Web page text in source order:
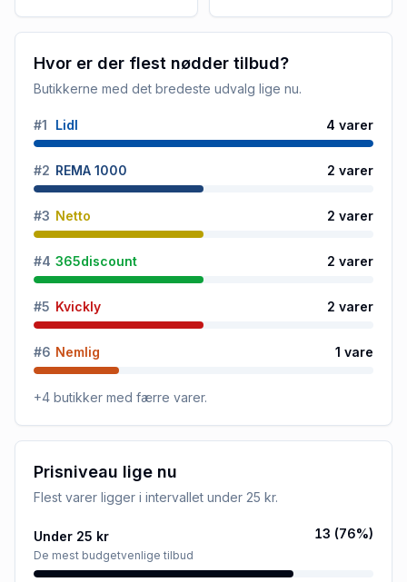
Hvor er der flest nødder tilbud?
Butikkerne med det bredeste udvalg lige nu.
#1 Lidl 4 varer
#2 REMA 1000 2 varer
#3 Netto 2 varer
#4 365discount 2 varer
#5 Kvickly 2 varer
#6 Nemlig 1 vare
+4 butikker med færre varer.
Prisniveau lige nu
Flest varer ligger i intervallet under 25 kr.
Under 25 kr
De mest budgetvenlige tilbud
13 (76%)